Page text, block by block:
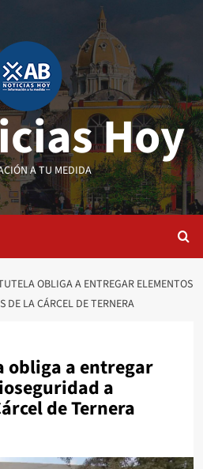
Hoy
A TU MEDIDA
OBLIGA A ENTREGAR ELEMENTOS
DE LA CÁRCEL DE TERNERA
obliga a entregar
a
de Ternera